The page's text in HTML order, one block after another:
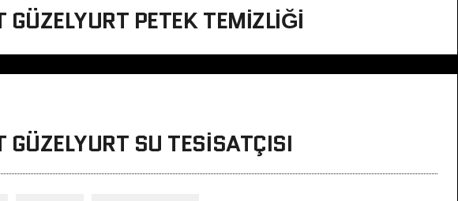
GÜZELYURT PETEK TEMIZLIĞI
GÜZELYURT SU TESISATÇISI